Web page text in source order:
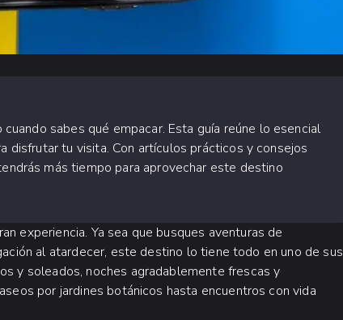
sabes qué empacar. Esta guía reúne lo esencial
disfrutar tu visita. Con artículos prácticos y consejos
más tiempo para aprovechar este destino
experiencia. Ya sea que busques aventuras de
al atardecer, este destino lo tiene todo en uno de sus
y soleados, noches agradablemente frescas y
por jardines botánicos hasta encuentros con vida